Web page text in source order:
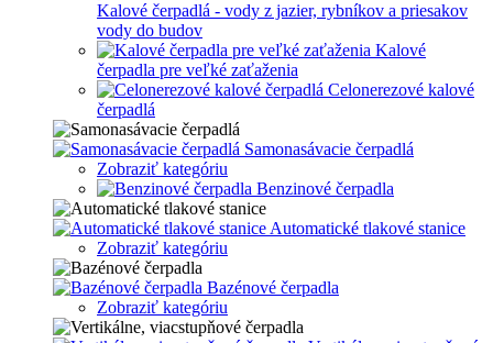
Kalové čerpadlá - vody z jazier, rybníkov a priesakov
vody do budov
Kalové
čerpadla pre veľké zaťaženia
Celonerezové kalové
čerpadlá
Samonasávacie čerpadlá
Zobraziť kategóriu
Benzinové čerpadla
Automatické tlakové stanice
Zobraziť kategóriu
Bazénové čerpadla
Zobraziť kategóriu